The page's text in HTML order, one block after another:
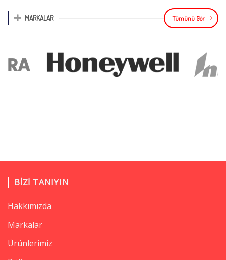
MARKALAR Tümünü Gör
BIZI TANIYIN
Hakkımızda
Markalar
Ürünlerimiz